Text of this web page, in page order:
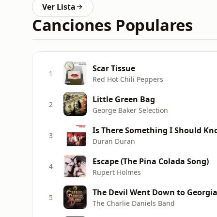
Ver Lista
Canciones Populares
1 Scar Tissue
Red Hot Chili Peppers
2 Little Green Bag
George Baker Selection
3 Is There Something I Should
Duran Duran
4 Escape (The Pina Colada Song)
Rupert Holmes
5 The Devil Went Down to Georgia
The Charlie Daniels Band